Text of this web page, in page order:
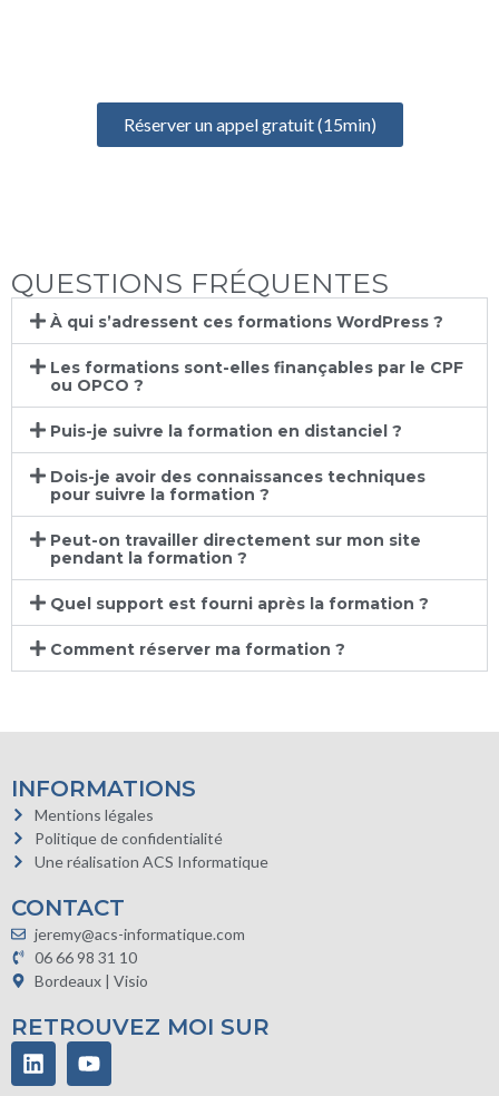
Réserver un appel gratuit (15min)
QUESTIONS FRÉQUENTES
À qui s’adressent ces formations WordPress ?
Les formations sont-elles finançables par le CPF
ou OPCO ?
Puis-je suivre la formation en distanciel ?
Dois-je avoir des connaissances techniques
pour suivre la formation ?
Peut-on travailler directement sur mon site
pendant la formation ?
Quel support est fourni après la formation ?
Comment réserver ma formation ?
INFORMATIONS
Mentions légales
Politique de confidentialité
Une réalisation ACS Informatique
CONTACT
jeremy@acs-informatique.com
06 66 98 31 10
Bordeaux | Visio
RETROUVEZ MOI SUR